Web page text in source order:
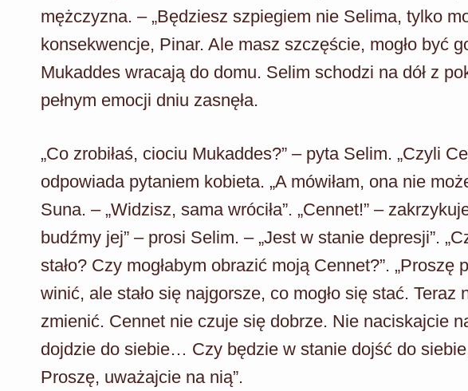
mężczyzna. – „Będziesz szpiegiem nie Selima, tylko
konsekwencje, Pinar. Ale masz szczęście, mogło być
Mukaddes wracają do domu. Selim schodzi na dół z
pełnym emocji dniu zasnęła.
„Co zrobiłaś, ciociu Mukaddes?” – pyta Selim. „Czyli
odpowiada pytaniem kobieta. „A mówiłam, ona nie
Suna. – „Widzisz, sama wróciła”. „Cennet!” –
budźmy jej” – prosi Selim. – „Jest w stanie depresji”.
stało? Czy mogłabym obrazić moją Cennet?”. „Proszę
winić, ale stało się najgorsze, co mogło się stać.
zmienić. Cennet nie czuje się dobrze. Nie naciskajcie
dojdzie do siebie… Czy będzie w stanie dojść do
Proszę, uważajcie na nią”.